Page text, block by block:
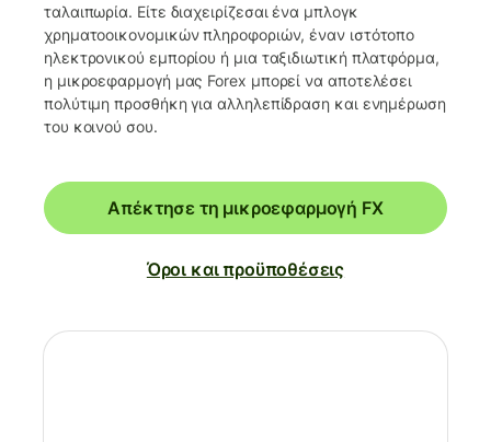
ταλαιπωρία. Είτε διαχειρίζεσαι ένα μπλογκ
χρηματοοικονομικών πληροφοριών, έναν ιστότοπο
ηλεκτρονικού εμπορίου ή μια ταξιδιωτική πλατφόρμα,
η μικροεφαρμογή μας Forex μπορεί να αποτελέσει
πολύτιμη προσθήκη για αλληλεπίδραση και ενημέρωση
του κοινού σου.
Απέκτησε τη μικροεφαρμογή FX
Όροι και προϋποθέσεις